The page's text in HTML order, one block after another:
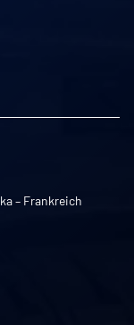
– Frankreich